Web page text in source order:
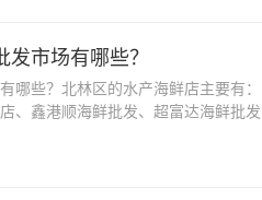
市场有哪些？
哪些？北林区的水产海鲜店主要有：
、鑫港顺海鲜批发、超富达海鲜批发